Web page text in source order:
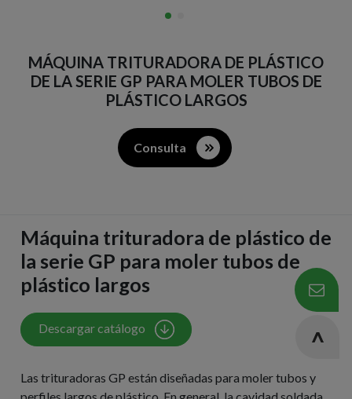
MÁQUINA TRITURADORA DE PLÁSTICO
DE LA SERIE GP PARA MOLER TUBOS DE
PLÁSTICO LARGOS
Consulta
Máquina trituradora de plástico de
la serie GP para moler tubos de
plástico largos
Descargar catálogo
Las trituradoras GP están diseñadas para moler tubos y